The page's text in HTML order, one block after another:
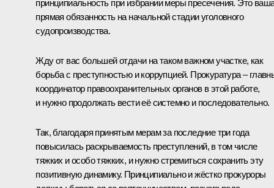
принципиальность при избрании меры пресечения. Это
прямая обязанность на начальной стадии уголовного
судопроизводства.
Жду от вас большей отдачи на таком важном участке, как
борьба с преступностью и коррупцией. Прокуратура –
координатор правоохранительных органов в этой работе,
и нужно продолжать вести её системно и последовательно.
Так, благодаря принятым мерам за последние три года
повысилась раскрываемость преступлений, в том числе
тяжких и особо тяжких, и нужно стремиться сохранить эту
позитивную динамику. Принципиально и жёстко прокуроры